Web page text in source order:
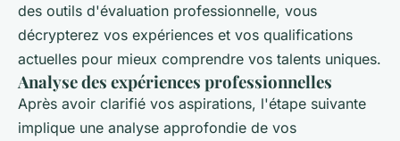
des outils d'évaluation professionnelle, vous
décrypterez vos expériences et vos qualifications
actuelles pour mieux comprendre vos talents uniques.
Analyse des expériences professionnelles
Après avoir clarifié vos aspirations, l'étape suivante
implique une analyse approfondie de vos